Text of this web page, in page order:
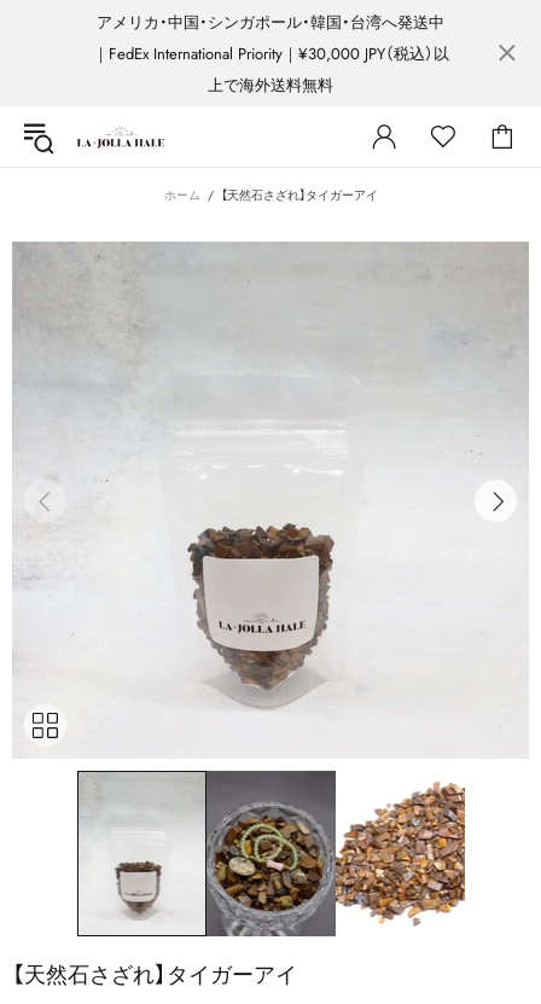
アメリカ・中国・シンガポール・韓国・台湾へ発送中
｜FedEx International Priority｜¥30,000 JPY（税込）以
上で海外送料無料
ホーム 【天然石さざれ】タイガーアイ
【天然石さざれ】タイガーアイ